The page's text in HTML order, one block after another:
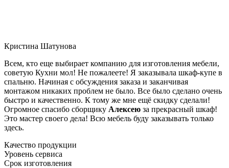
Кристина Шатунова
Всем, кто еще выбирает компанию для изготовления мебели,
советую Кухни мол! Не пожалеете! Я заказывала шкаф-купе в
спальню. Начиная с обсуждения заказа и заканчивая
монтажом никаких проблем не было. Все было сделано очень
быстро и качественно. К тому же мне ещё скидку сделали!
Огромное спасибо сборщику Алексею за прекрасный шкаф!
Это мастер своего дела! Всю мебель буду заказывать только
здесь.
Качество продукции
Уровень сервиса
Срок изготовления